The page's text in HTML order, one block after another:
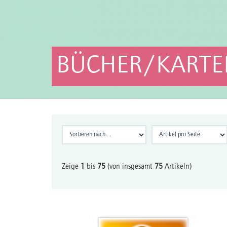
BÜCHER/
Zeige 1 bis 75 (von insgesamt 75 Artikeln)